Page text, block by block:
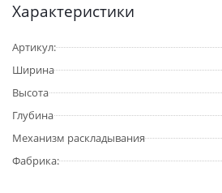
Характеристики
Артикул:
Ширина
Высота
Глубина
Механизм раскладывания
Фабрика: